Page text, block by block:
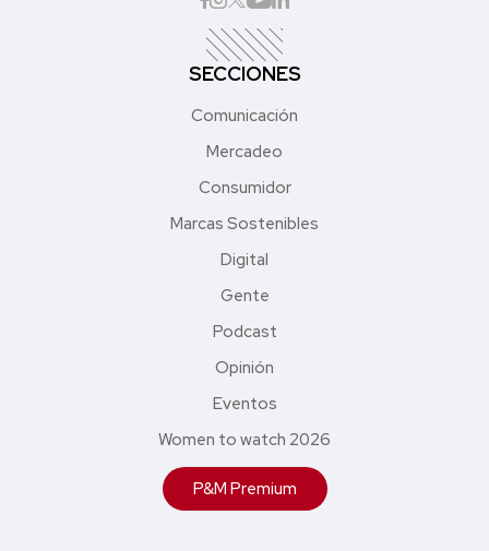
SECCIONES
Comunicación
Mercadeo
Consumidor
Marcas Sostenibles
Digital
Gente
Podcast
Opinión
Eventos
Women to watch 2026
P&M Premium